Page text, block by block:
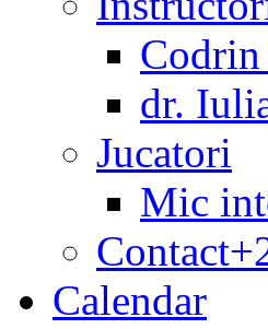
Codrin
dr.
Jucatori
Mic
Calendar